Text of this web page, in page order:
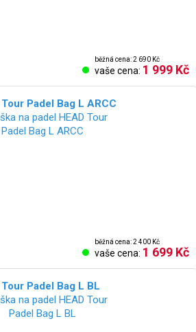
běžná cena: 2 690 Kč
vaše cena: 1 999 Kč
Padel Bag L ARCC
běžná cena: 2 400 Kč
vaše cena: 1 699 Kč
Padel Bag L BL